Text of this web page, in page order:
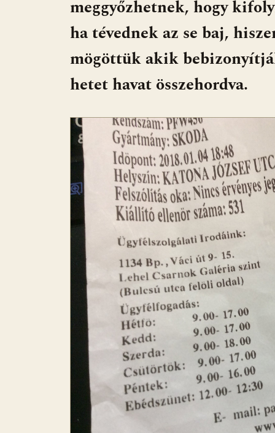
meggyőzhetnek, hogy
ha tévednek az se baj,
mögöttük akik
hetet havat összehordva.